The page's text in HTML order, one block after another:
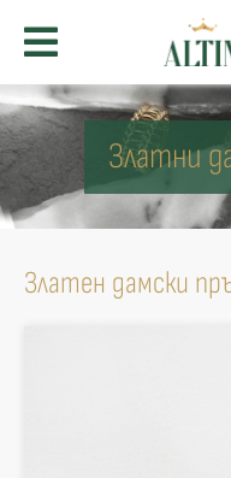
Златни
Златен дамски